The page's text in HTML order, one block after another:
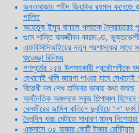
জনতাবাজার শহীদ জিয়াউর রহমান
পালিত
অহেতুক ইস্যু বানালে পলাতক
গুমে শাস্তি যাবজ্জীবন কারাদণ্ড,
এফবিসিসিআইয়ের নতুন প্রশাসকের সাথে
শুভেচ্ছা বিনিময়
গণপূর্তের ২৫৪ উপসহকারী প্রকৌশলীকে
যেখানেই খালি জায়গা পাওয়া যাবে
বিরোধী দল শেখ হাসিনার ভাষায় কথা বলছে
অর্থনৈতিক অঞ্চলকে সবুজ শিল্পাঞ্চল
বেনজীরের জামিন বাতিলে দুবাইয়ে ‌‘ল’
দৈনন্দিন খরচ মেটাতে সাধারণ মানুষ
একমাসে ৩৫ হাজার কোটি টাকার রেমিট্যান্স